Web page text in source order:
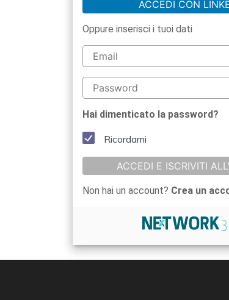
ACCEDI CON
Oppure inserisci i tuoi dati
Hai dimenticato la password?
Ricordami
ACCEDI E ISCRIVITI
Non hai un account? Crea un